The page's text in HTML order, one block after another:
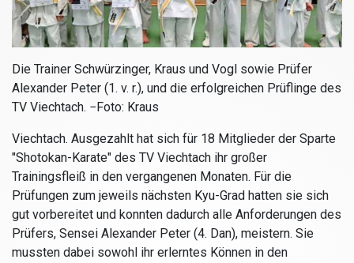
Die Trainer Schwürzinger, Kraus und Vogl sowie Prüfer
Alexander Peter (1. v. r.), und die erfolgreichen Prüflinge des
TV Viechtach. −Foto: Kraus
Viechtach. Ausgezahlt hat sich für 18 Mitglieder der Sparte
"Shotokan-Karate" des TV Viechtach ihr großer
Trainingsfleiß in den vergangenen Monaten. Für die
Prüfungen zum jeweils nächsten Kyu-Grad hatten sie sich
gut vorbereitet und konnten dadurch alle Anforderungen des
Prüfers, Sensei Alexander Peter (4. Dan), meistern. Sie
mussten dabei sowohl ihr erlerntes Können in den